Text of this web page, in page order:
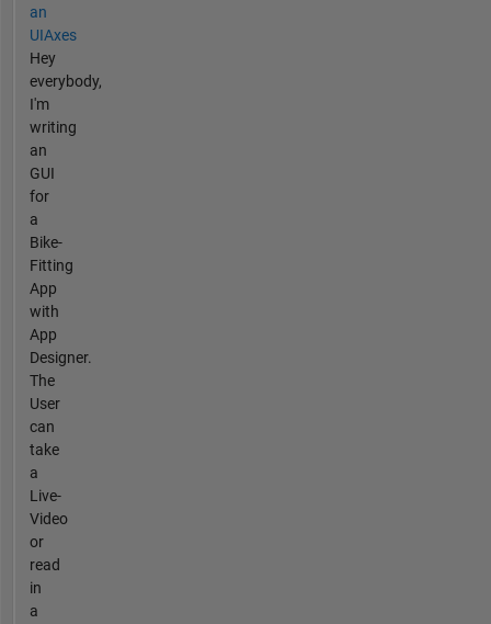
an
UIAxes
Hey
everybody,
I'm
writing
an
GUI
for
a
Bike-
Fitting
App
with
App
Designer.
The
User
can
take
a
Live-
Video
or
read
in
a